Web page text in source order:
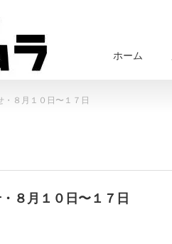
ホーム
・８月１０日〜１７日
８月１０日〜１７日